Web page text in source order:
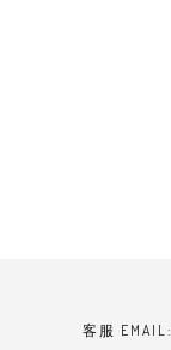
客服